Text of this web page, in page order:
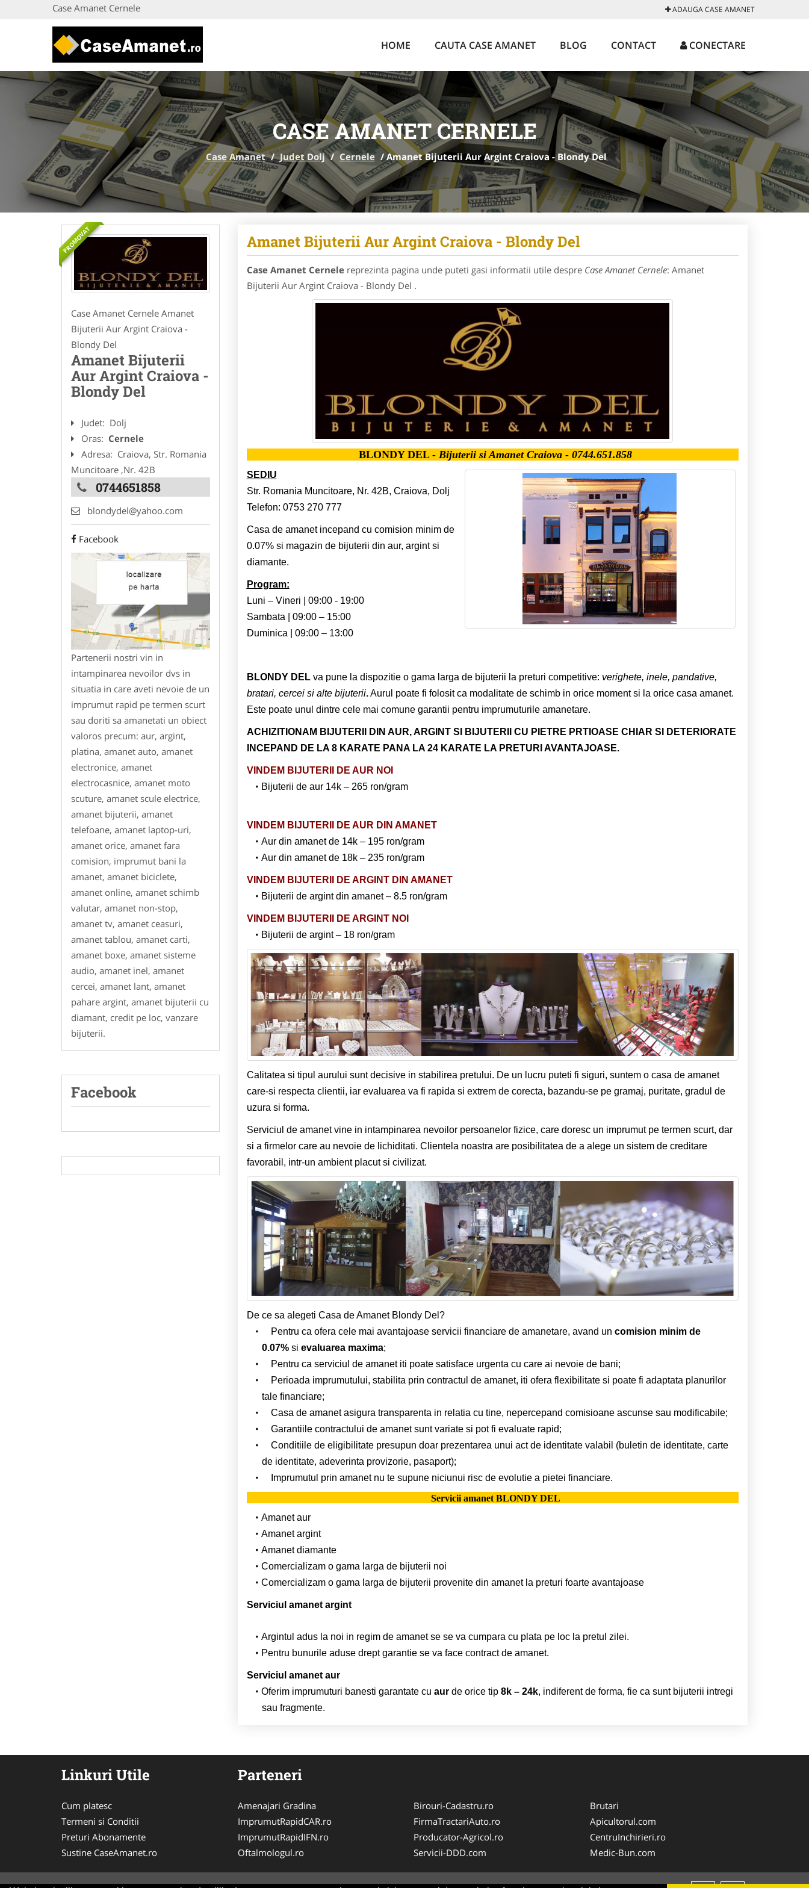
Case Amanet Cernele ADAUGA CASE AMANET
HOME CAUTA CASE AMANET BLOG CONTACT CONECTARE
CASE AMANET CERNELE
Case Amanet / Judet Dolj / Cernele /Amanet Bijuterii Aur Argint Craiova - Blondy Del
PROMOVAT
Case Amanet Cernele Amanet
Bijuterii Aur Argint Craiova -
Blondy Del
Amanet Bijuterii
Aur Argint Craiova -
Blondy Del
Judet: Dolj
Oras: Cernele
Adresa: Craiova, Str. Romania
Muncitoare ,Nr. 42B
0744651858
blondydel@yahoo.com
Facebook
Partenerii nostri vin in
intampinarea nevoilor dvs in
situatia in care aveti nevoie de un
imprumut rapid pe termen scurt
sau doriti sa amanetati un obiect
valoros precum: aur, argint,
platina, amanet auto, amanet
electronice, amanet
electrocasnice, amanet moto
scuture, amanet scule electrice,
amanet bijuterii, amanet
telefoane, amanet laptop-uri,
amanet orice, amanet fara
comision, imprumut bani la
amanet, amanet biciclete,
amanet online, amanet schimb
valutar, amanet non-stop,
amanet tv, amanet ceasuri,
amanet tablou, amanet carti,
amanet boxe, amanet sisteme
audio, amanet inel, amanet
cercei, amanet lant, amanet
pahare argint, amanet bijuterii cu
diamant, credit pe loc, vanzare
bijuterii.
Facebook
Amanet Bijuterii Aur Argint Craiova - Blondy Del
Case Amanet Cernelereprezinta pagina unde puteti gasi informatii utile despre Case Amanet Cernele: Amanet
Bijuterii Aur Argint Craiova - Blondy Del .
BLONDY DEL- Bijuterii si Amanet Craiova - 0744.651.858
SEDIU
Str. Romania Muncitoare, Nr. 42B, Craiova, Dolj
Telefon: 0753 270 777
Casa de amanet incepand cu comision minim de
0.07% si magazin de bijuterii din aur, argint si
diamante.
Program:
Luni – Vineri | 09:00 - 19:00
Sambata | 09:00 – 15:00
Duminica | 09:00 – 13:00
BLONDY DELva pune la dispozitie o gama larga de bijuterii la preturi competitive: verighete, inele, pandative,
bratari, cercei si alte bijuterii.Aurul poate fi folosit ca modalitate de schimb in orice moment si la orice casa amanet.
Este poate unul dintre cele mai comune garantii pentru imprumuturile amanetare.
ACHIZITIONAM BIJUTERII DIN AUR, ARGINT SI BIJUTERII CU PIETRE PRTIOASE CHIAR SI DETERIORATE
INCEPAND DE LA 8 KARATE PANA LA 24 KARATE LA PRETURI AVANTAJOASE.
VINDEM BIJUTERII DE AUR NOI
Bijuterii de aur 14k – 265 ron/gram
VINDEM BIJUTERII DE AUR DIN AMANET
Aur din amanet de 14k – 195 ron/gram
Aur din amanet de 18k – 235 ron/gram
VINDEM BIJUTERII DE ARGINT DIN AMANET
Bijuterii de argint din amanet – 8.5 ron/gram
VINDEM BIJUTERII DE ARGINT NOI
Bijuterii de argint – 18 ron/gram
Calitatea si tipul aurului sunt decisive in stabilirea pretului. De un lucru puteti fi siguri, suntem o casa de amanet
care-si respecta clientii, iar evaluarea va fi rapida si extrem de corecta, bazandu-se pe gramaj, puritate, gradul de
uzura si forma.
Serviciul de amanet vine in intampinarea nevoilor persoanelor fizice, care doresc un imprumut pe termen scurt, dar
si a firmelor care au nevoie de lichiditati. Clientela noastra are posibilitatea de a alege un sistem de creditare
favorabil, intr-un ambient placut si civilizat.
De ce sa alegeti Casa de Amanet Blondy Del?
Pentru ca ofera cele mai avantajoase servicii financiare de amanetare, avand un comision minim de
0.07%si evaluarea maxima;
Pentru ca serviciul de amanet iti poate satisface urgenta cu care ai nevoie de bani;
Perioada imprumutului, stabilita prin contractul de amanet, iti ofera flexibilitate si poate fi adaptata planurilor
tale financiare;
Casa de amanet asigura transparenta in relatia cu tine, nepercepand comisioane ascunse sau modificabile;
Garantiile contractului de amanet sunt variate si pot fi evaluate rapid;
Conditiile de eligibilitate presupun doar prezentarea unui act de identitate valabil (buletin de identitate, carte
de identitate, adeverinta provizorie, pasaport);
Imprumutul prin amanet nu te supune niciunui risc de evolutie a pietei financiare.
Servicii amanet BLONDY DEL
Amanet aur
Amanet argint
Amanet diamante
Comercializam o gama larga de bijuterii noi
Comercializam o gama larga de bijuterii provenite din amanet la preturi foarte avantajoase
Serviciul amanet argint
Argintul adus la noi in regim de amanet se se va cumpara cu plata pe loc la pretul zilei.
Pentru bunurile aduse drept garantie se va face contract de amanet.
Serviciul amanet aur
Oferim imprumuturi banesti garantate cu aur de orice tip 8k – 24k, indiferent de forma, fie ca sunt bijuterii intregi
sau fragmente.
Linkuri Utile
Cum platesc
Termeni si Conditii
Preturi Abonamente
Sustine CaseAmanet.ro
Parteneri
Amenajari Gradina
ImprumutRapidCAR.ro
ImprumutRapidIFN.ro
Oftalmologul.ro
Birouri-Cadastru.ro
FirmaTractariAuto.ro
Producator-Agricol.ro
Servicii-DDD.com
Brutari
Apicultorul.com
CentruInchirieri.ro
Medic-Bun.com